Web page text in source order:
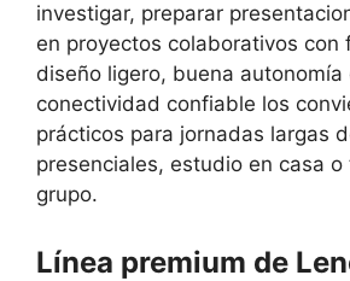
investigar, preparar
en proyectos colaborativos con
diseño ligero, buena
conectividad confiable los
prácticos para jornadas largas
presenciales, estudio en casa o
grupo.
Línea premium de